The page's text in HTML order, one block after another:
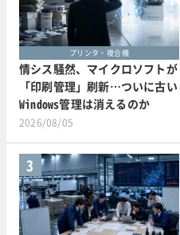
プリンタ・複合機
情シス騒然、マイクロソフトが
「印刷管理」刷新…ついに古い
Windows管理は消えるのか
2026/08/05
3